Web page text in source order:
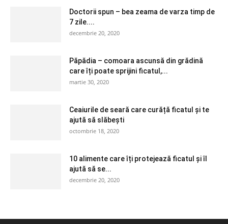
Doctorii spun – bea zeama de varza timp de
7 zile....
decembrie 20, 2020
Păpădia – comoara ascunsă din grădină
care îți poate sprijini ficatul,...
martie 30, 2020
Ceaiurile de seară care curăță ficatul și te
ajută să slăbești
octombrie 18, 2020
10 alimente care îți protejează ficatul și îl
ajută să se...
decembrie 20, 2020